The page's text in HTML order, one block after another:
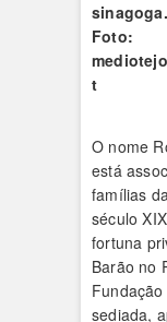
sinagoga.
Foto:
t
O nome
está
famílias
século
fortuna
Barão no
sediada,